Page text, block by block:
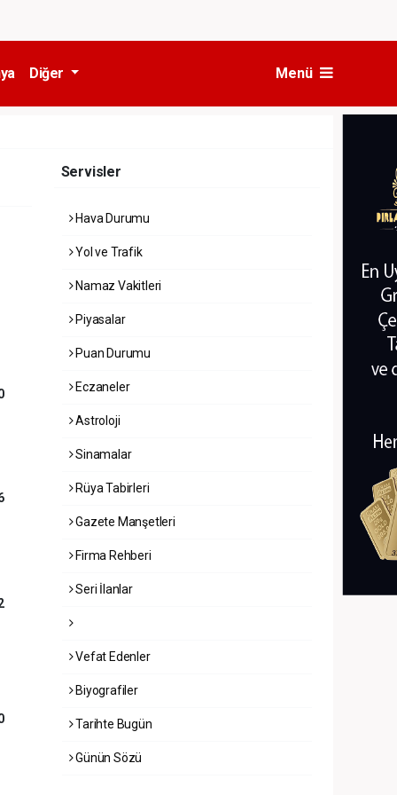
Diğer Menü
Servisler
Hava Durumu
Yol ve Trafik
Namaz Vakitleri
Piyasalar
Puan Durumu
Eczaneler
Astroloji
Sinamalar
Rüya Tabirleri
Gazete Manşetleri
Firma Rehberi
Seri İlanlar
Vefat Edenler
Biyografiler
Tarihte Bugün
Günün Sözü